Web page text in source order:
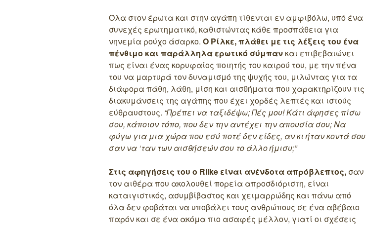
Όλα στον έρωτα και στην αγάπη τίθενται εν αμφιβόλω, υπό ένα
συνεχές ερωτηματικό, καθιστώντας κάθε προσπάθεια για
νηνεμία ρούχο άσαρκο. Ο Ρίλκε, πλάθει με τις λέξεις του ένα
πένθιμο και παράλληλα ερωτικό σύμπαν και επιβεβαιώνει
πως είναι ένας κορυφαίος ποιητής του καιρού του, με την πένα
του να μαρτυρά τον δυναμισμό της ψυχής του, μιλώντας για τα
διάφορα πάθη, λάθη, μίση και αισθήματα που χαρακτηρίζουν τις
διακυμάνσεις της αγάπης που έχει χορδές λεπτές και ιστούς
εύθραυστους. “Πρέπει να ταξιδέψω; Πές μου! Κάτι άφησες πίσω
σου, κάποιον τόπο, που δεν την αντέχει την απουσία σου; Να
φύγω για μια χώρα που εσύ ποτέ δεν είδες, αν κι ήταν κοντά σου
σαν να ‘ταν των αισθήσεών σου το άλλο ήμισυ;”
Στις αφηγήσεις του ο Rilke είναι ανένδοτα απρόβλεπτος, σαν
τον αιθέρα που ακολουθεί πορεία απροσδιόριστη, είναι
καταιγιστικός, ασυμβίβαστος και χειμαρρώδης και πάνω από
όλα δεν φοβάται να υποβάλει τους ανθρώπους σε ένα αβέβαιο
παρόν και σε ένα ακόμα πιο ασαφές μέλλον, γιατί οι σχέσεις